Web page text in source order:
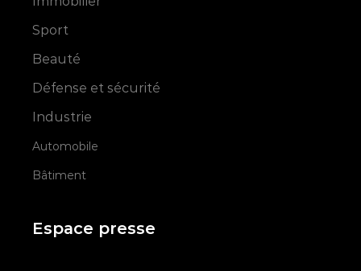
Sport
Beauté
Défense et sécurité
Industrie
Automobile
Bâtiment
Espace presse